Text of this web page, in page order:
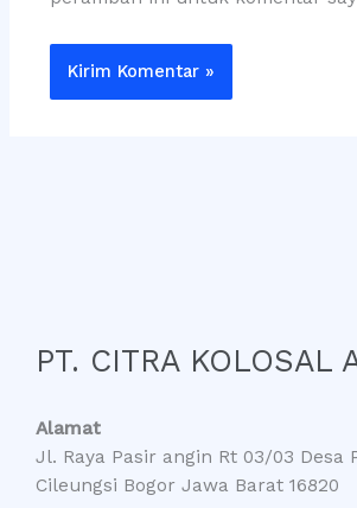
PT. CITRA KOLOSAL
Alamat
Jl. Raya Pasir angin Rt 03/03 Desa
Cileungsi Bogor Jawa Barat 16820